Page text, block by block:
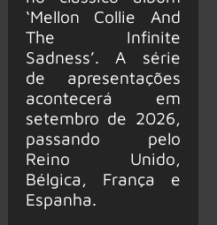
‘Mellon Collie And
The Infinite
Sadness’. A série
de apresentações
acontecerá em
setembro de 2026,
passando pelo
Reino Unido,
Bélgica, França e
Espanha.